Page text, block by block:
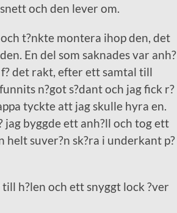
och den lever om.
t?nkte montera ihop den, det
En del som saknades var anh?
det rakt, efter ett samtal till
n?got s?dant och jag fick r?
tyckte att jag skulle hyra en.
jag byggde ett anh?ll och tog ett
suver?n sk?ra i underkant p?
h?len och ett snyggt lock ?ver